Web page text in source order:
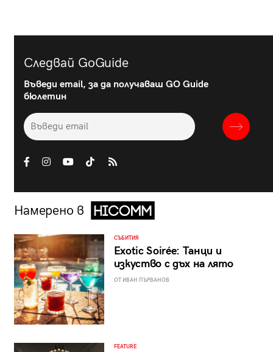
Следвай GoGuide
Въведи email, за да получаваш GO Guide
бюлетин
Намерено в
СЪБИТИЯ
Exotic Soirée: Танци и
изкуство с дъх на лято
ОТ ИВАН ПЪРВАНОВ
FEATURE